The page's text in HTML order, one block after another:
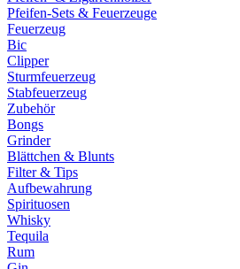
Pfeifen-Sets & Feuerzeuge
Feuerzeug
Bic
Clipper
Sturmfeuerzeug
Stabfeuerzeug
Zubehör
Bongs
Grinder
Blättchen & Blunts
Filter & Tips
Aufbewahrung
Spirituosen
Whisky
Tequila
Rum